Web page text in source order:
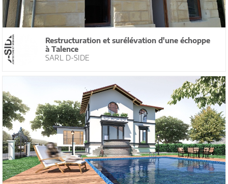
Restructuration et surélévation d'une échoppe
à Talence
SARL D-SIDE